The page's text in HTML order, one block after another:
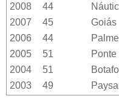
2008
44
2007
45 Goiás
2006
44
2005
51 Ponte
2004
51
2003
49